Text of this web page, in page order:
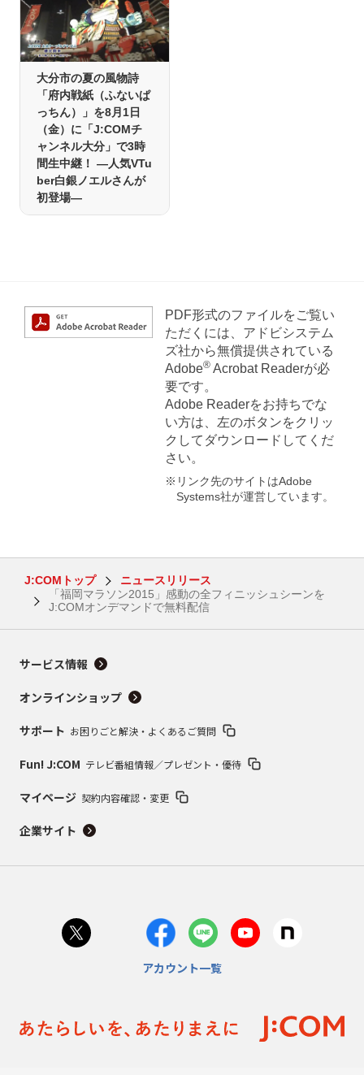
大分市の夏の風物詩
「府内戦紙（ふないぱ
っちん）」を8月1日
（金）に「J:COMチ
ャンネル大分」で3時
間生中継！ ―人気VTu
ber白銀ノエルさんが
初登場―
PDF形式のファイルをご覧い
ただくには、アドビシステム
ズ社から無償提供されている
Adobe®Acrobat Readerが必
要です。
Adobe Readerをお持ちでな
い方は、左のボタンをクリッ
クしてダウンロードしてくだ
さい。
※リンク先のサイトはAdobe
Systems社が運営しています。
J:COMトップ
ニュースリリース
「福岡マラソン2015」感動の全フィニッシュシーンを
J:COMオンデマンドで無料配信
サービス情報
オンラインショップ
サポート お困りごと解決・よくあるご質問
Fun! J:COM テレビ番組情報／プレゼント・優待
マイページ 契約内容確認・変更
企業サイト
アカウント一覧